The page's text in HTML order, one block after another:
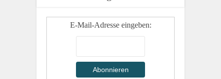
E-Mail-Adresse eingeben: